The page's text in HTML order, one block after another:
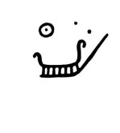
springen